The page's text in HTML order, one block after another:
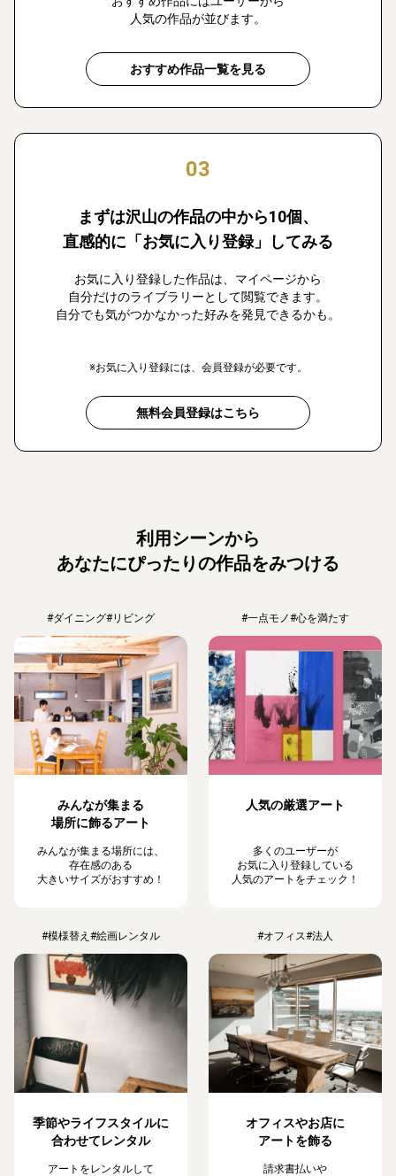
人気の作品が並びます。
おすすめ作品一覧を見る
03
まずは沢山の作品の中から10個、
直感的に「お気に入り登録」してみる
お気に入り登録した作品は、マイページから
自分だけのライブラリーとして閲覧できます。
自分でも気がつかなかった好みを発見できるかも。
※お気に入り登録には、会員登録が必要です。
無料会員登録はこちら
利用シーンから
あなたにぴったりの作品をみつける
#ダイニング#リビング
みんなが集まる
場所に飾るアート
みんなが集まる場所には、
存在感のある
大きいサイズがおすすめ！
#一点モノ#心を満たす
人気の厳選アート
多くのユーザーが
お気に入り登録している
人気のアートをチェック！
#模様替え #絵画レンタル
季節やライフスタイルに
合わせてレンタル
アートをレンタルして
#オフィス#法人
オフィスやお店に
アートを飾る
請求書払いや